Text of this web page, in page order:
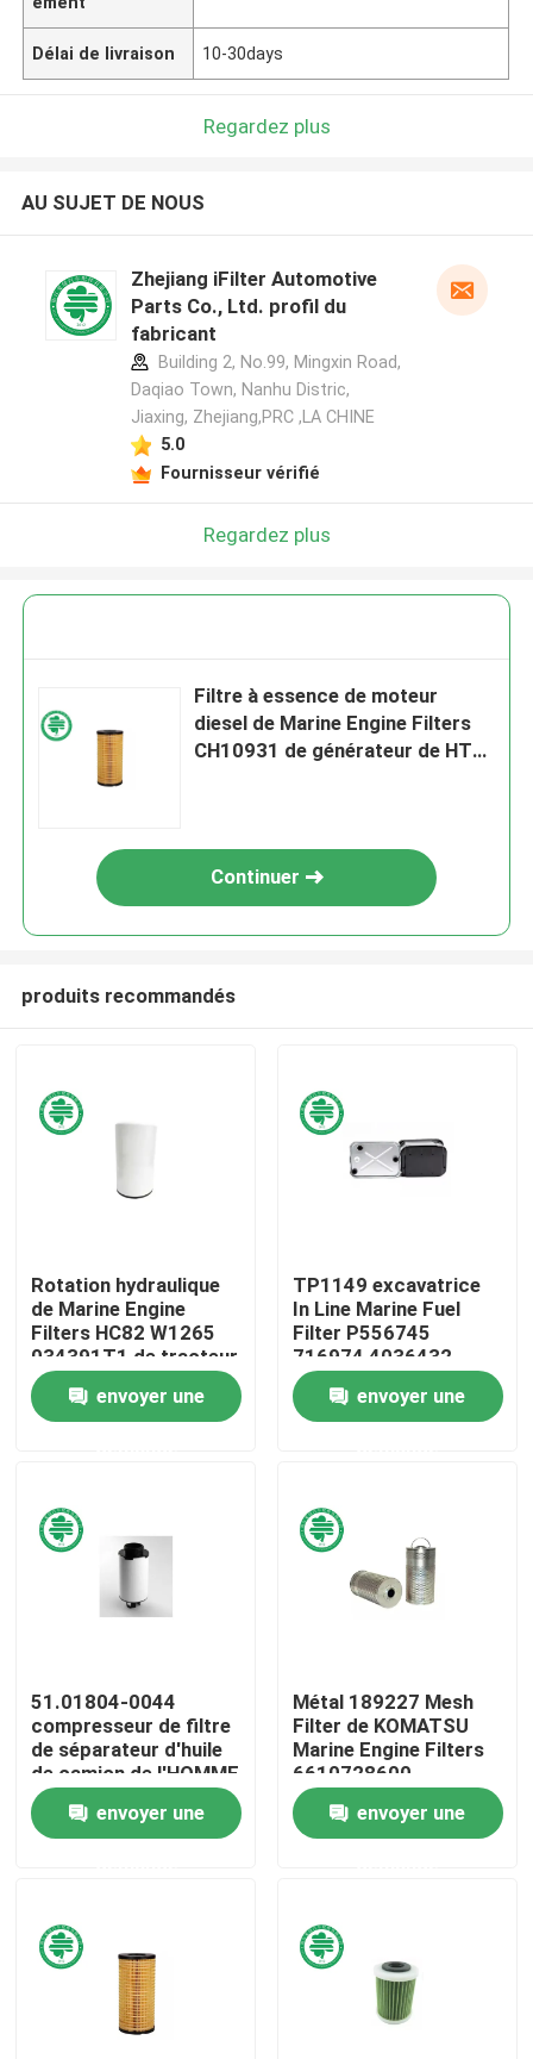
Maison
Vidéos
Au sujet de nous
Contrôle de qualité
Contactez-nous
Filtres à air de moteur de véhicule
Délai de livraison 10-30days
Regardez plus
AU SUJET DE NOUS
Zhejiang iFilter Automotive
Parts Co., Ltd. profil du
fabricant
Building 2, No.99, Mingxin Road,
Daqiao Town, Nanhu Distric,
Jiaxing, Zhejiang,PRC ,LA CHINE
5.0
Fournisseur vérifié
Regardez plus
Filtre à essence de moteur
diesel de Marine Engine Filters
CH10931 de générateur de HT
Continuer
produits recommandés
Rotation hydraulique
de Marine Engine
Filters HC82 W1265
034391T1 de tracteur
de ferme sur le filtre
envoyer une
TP1149 excavatrice
In Line Marine Fuel
Filter P556745
716974 4036432
95371 LFF1129
95371 envoyer une
51.01804-0044
compresseur de filtre
de séparateur d'huile
de camion de l'HOMME
TGX de Marine Engine
Filters 51018046002
envoyer une
Métal 189227 Mesh
Filter de KOMATSU
Marine Engine Filters
6610728600
BM94254 FF205
252193envoyer une